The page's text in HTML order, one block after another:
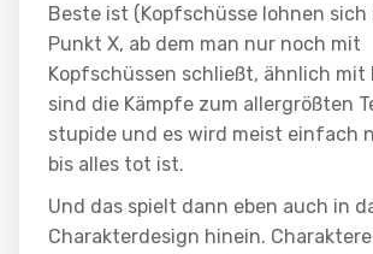
Beste ist (Kopfschüsse lohnen sich
Punkt X, ab dem man nur noch mit
Kopfschüssen schließt, ähnlich mit
sind die Kämpfe zum allergrößten
stupide und es wird meist einfach
bis alles tot ist.
Und das spielt dann eben auch in
Charakterdesign hinein.